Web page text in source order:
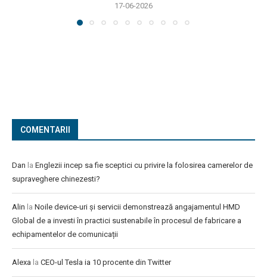
17-06-2026
COMENTARII
Dan la Englezii incep sa fie sceptici cu privire la folosirea camerelor de
supraveghere chinezesti?
Alin la Noile device-uri și servicii demonstrează angajamentul HMD
Global de a investi în practici sustenabile în procesul de fabricare a
echipamentelor de comunicații
Alexa la CEO-ul Tesla ia 10 procente din Twitter